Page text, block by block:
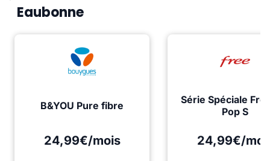
Eaubonne
B&YOU Pure fibre
24,99€/mois
Série Spéciale
Pop S
24,99€/